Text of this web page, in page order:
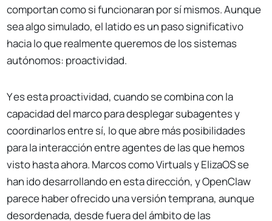
comportan como si funcionaran por sí mismos. Aunque
sea algo simulado, el latido es un paso significativo
hacia lo que realmente queremos de los sistemas
autónomos: proactividad.
Y es esta proactividad, cuando se combina con la
capacidad del marco para desplegar subagentes y
coordinarlos entre sí, lo que abre más posibilidades
para la interacción entre agentes de las que hemos
visto hasta ahora. Marcos como Virtuals y ElizaOS se
han ido desarrollando en esta dirección, y OpenClaw
parece haber ofrecido una versión temprana, aunque
desordenada, desde fuera del ámbito de las